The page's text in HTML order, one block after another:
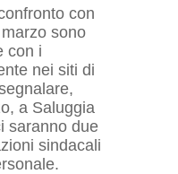
con
sono
con i
nei siti di
a Saluggia
saranno due
sindacali